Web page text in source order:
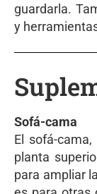
guardarla.
y
Sofá-cama
El sofá-
planta
para ampliar